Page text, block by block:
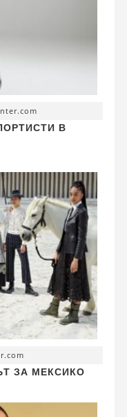
В
ЗА МЕКСИКО